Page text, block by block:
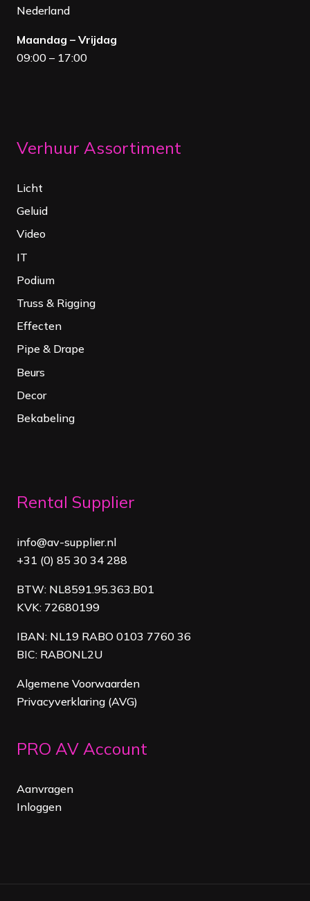
Nederland
Maandag – Vrijdag
09:00 – 17:00
Verhuur Assortiment
Licht
Geluid
Video
IT
Podium
Truss & Rigging
Effecten
Pipe & Drape
Beurs
Decor
Bekabeling
Rental Supplier
info@av-supplier.nl
+31 (0) 85 30 34 288
BTW: NL8591.95.363.B01
KVK: 72680199
IBAN: NL19 RABO 0103 7760 36
BIC: RABONL2U
Algemene Voorwaarden
Privacyverklaring (AVG)
PRO AV Account
Aanvragen
Inloggen